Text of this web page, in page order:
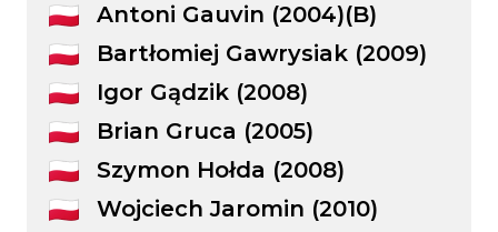
Antoni Gauvin (2004)(B)
Bartłomiej Gawrysiak (2009)
Igor Gądzik (2008)
Brian Gruca (2005)
Szymon Hołda (2008)
Wojciech Jaromin (2010)